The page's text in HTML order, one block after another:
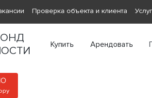
Проверка объекта и клиента
Купить Арендовать